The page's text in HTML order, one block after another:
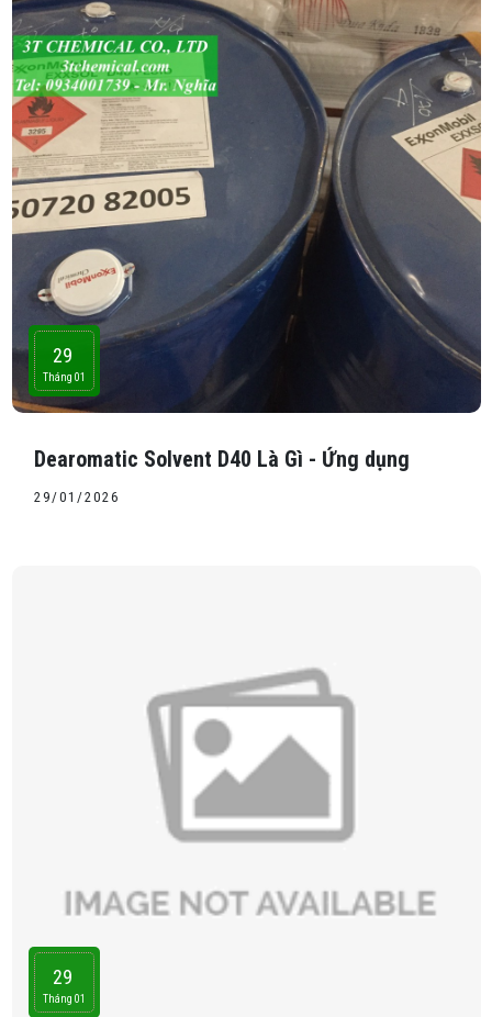
29
Tháng 01
Dearomatic Solvent D40 Là Gì - Ứng dụng
29/01/2026
29
Tháng 01